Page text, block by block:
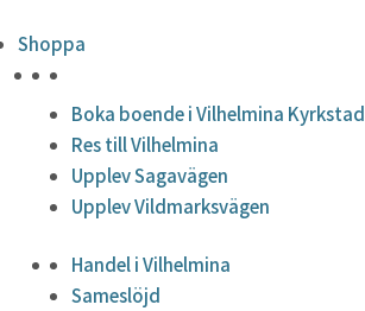
Shoppa
Boka boende i Vilhelmina Kyrkstad
Res till Vilhelmina
Upplev Sagavägen
Upplev Vildmarksvägen
Handel i Vilhelmina
Sameslöjd